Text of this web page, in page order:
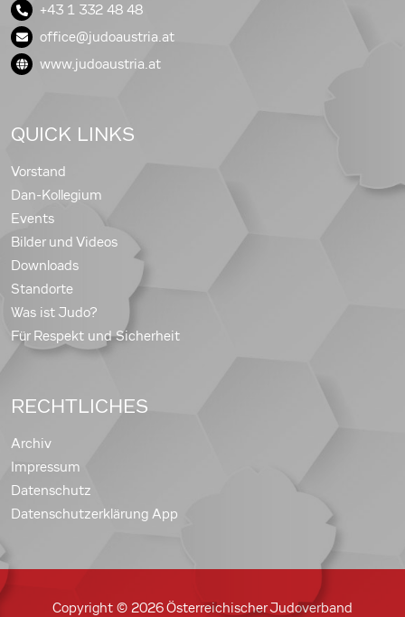
+43 1 332 48 48
office@judoaustria.at
www.judoaustria.at
QUICK LINKS
Vorstand
Dan-Kollegium
Events
Bilder und Videos
Downloads
Standorte
Was ist Judo?
Für Respekt und Sicherheit
RECHTLICHES
Archiv
Impressum
Datenschutz
Datenschutzerklärung App
Copyright © 2026 Österreichischer Judoverband